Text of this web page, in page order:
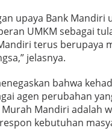
upaya Bank
UMKM sebagai
terus berupaya
jelasnya.
bahwa
agen perubahan
Murah Mandiri adalah
kebutuhan